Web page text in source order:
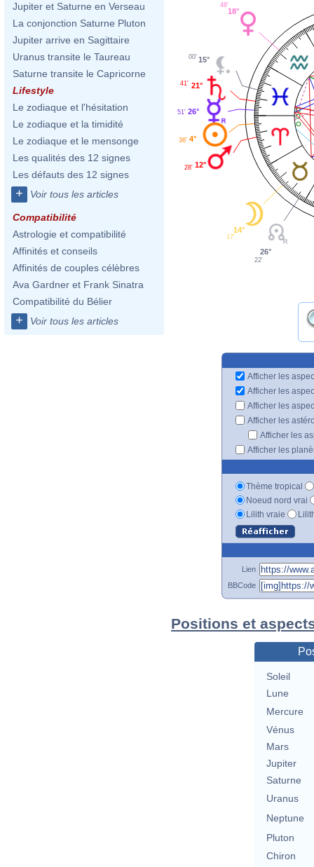
Jupiter et Saturne en Verseau
La conjonction Saturne Pluton
Jupiter arrive en Sagittaire
Uranus transite le Taureau
Saturne transite le Capricorne
Lifestyle
Le zodiaque et l'hésitation
Le zodiaque et la timidité
Le zodiaque et le mensonge
Les qualités des 12 signes
Les défauts des 12 signes
+ Voir tous les articles
Compatibilité
Astrologie et compatibilité
Affinités et conseils
Affinités de couples célèbres
Ava Gardner et Frank Sinatra
Compatibilité du Bélier
+ Voir tous les articles
18°
48'
15°
00'
21°
41'
26°
51'
4°
36'
12°
28'
14°
17'
26°
22'
Afficher les
Afficher les
Afficher les
Afficher les
Afficher les
Afficher les
Thème tropical
Noeud nord vrai
Lilith vraie
Lien
BBCode
Positions et
Soleil
Lune
Mercure
Vénus
Mars
Jupiter
Saturne
Uranus
Neptune
Pluton
Chiron